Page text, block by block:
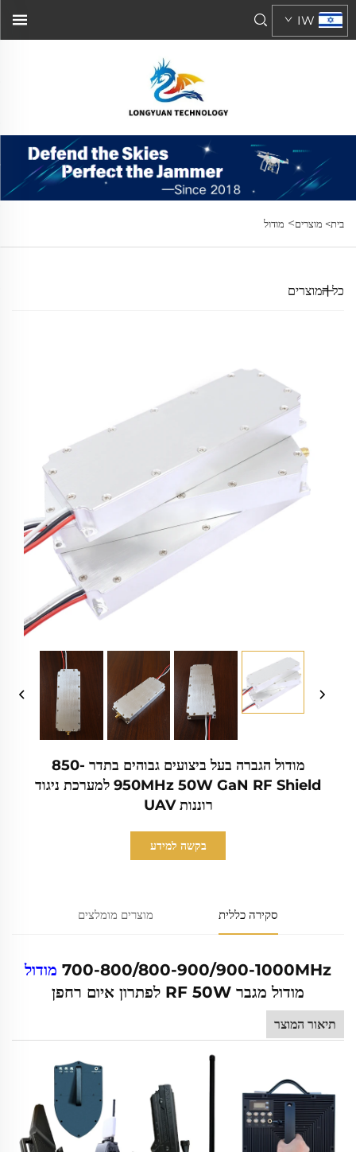
IW
בית> מוצרים> מודול
כל המוצרים
מודול הגברה בעל ביצועים גבוהים בתדר 850-
950MHz 50W GaN RF Shield למערכת ניגוד
רוננות UAV
בקשה למידע
סקירה כללית מוצרים מומלצים
700-800/800-900/900-1000MHz מודול
מודול מגבר RF 50W לפתרון איום רחפן
תיאור המוצר